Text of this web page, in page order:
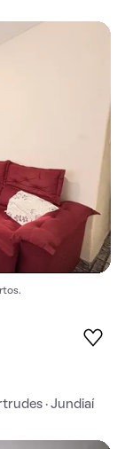
· Jundiaí